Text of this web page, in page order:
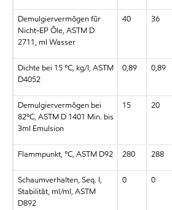
Demulgiervermögen für
Nicht-EP Öle, ASTM D
2711, ml Wasser
40 36
Dichte bei 15 °C, kg/l, ASTM
D4052
0,89 0,89
Demulgiervermögen bei
82ºC, ASTM D 1401 Min. bis
3ml Emulsion
15 20
Flammpunkt, °C, ASTM D92 280 288
Schaumverhalten, Seq. I,
Stabilität, ml/ml, ASTM
D892
0 0